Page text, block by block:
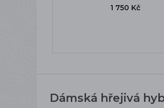
1 750 Kč
Dámská hřejivá